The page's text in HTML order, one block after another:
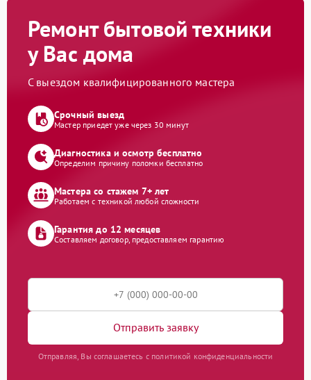
Ремонт бытовой техники
у Вас дома
С выездом квалифицированного мастера
Срочный выезд
Мастер приедет уже через 30 минут
Диагностика и осмотр бесплатно
Определим причину поломки бесплатно
Мастера со стажем 7+ лет
Работаем с техникой любой сложности
Гарантия до 12 месяцев
Составляем договор, предоставляем гарантию
Отправить заявку
Отправляя, Вы соглашаетесь с политикой конфиденциальности